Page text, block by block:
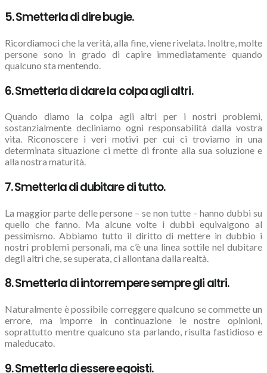
5. Smetterla di dire bugie.
Ricordiamoci che la verità, alla fine, viene rivelata. Inoltre, molte
persone sono in grado di capire immediatamente quando
qualcuno sta mentendo.
6. Smetterla di dare la colpa agli altri.
Quando diamo la colpa agli altri per i nostri problemi,
sostanzialmente decliniamo ogni responsabilità dalla vostra
vita. Riconoscere i veri motivi per cui ci troviamo in una
determinata situazione ci mette di fronte alla sua soluzione e
alla nostra maturità.
7. Smetterla di dubitare di tutto.
La maggior parte delle persone – se non tutte – hanno dubbi su
quello che fanno. Ma alcune volte i dubbi equivalgono al
pessimismo. Abbiamo tutto il diritto di mettere in dubbio i
nostri problemi personali, ma c’è una linea sottile nel dubitare
degli altri che, se superata, ci allontana dalla realtà.
8. Smetterla di intorrempere sempre gli altri.
Naturalmente è possibile correggere qualcuno se commette un
errore, ma imporre in continuazione le nostre opinioni,
soprattutto mentre qualcuno sta parlando, risulta fastidioso e
maleducato.
9. Smetterla di essere egoisti.